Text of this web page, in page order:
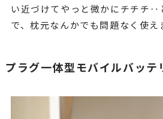
い近づけてやっと微かにチチチ‥
で、枕元なんかでも問題なく使え
プラグ一体型モバイルバッテ